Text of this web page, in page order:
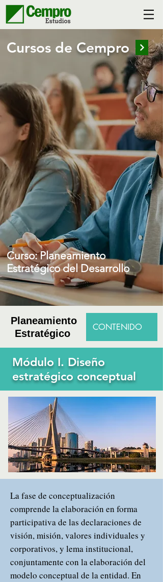
Cursos de Cempro
Curso: Planeamiento
Estratégico del Desarrollo
Planeamiento
Estratégico
CONTENIDO
Módulo I. Diseño
estratégico conceptual
La fase de conceptualización
comprende la elaboración en forma
participativa de las declaraciones de
visión, misión, valores individuales y
corporativos, y lema institucional,
conjuntamente con la elaboración del
modelo conceptual de la entidad. En